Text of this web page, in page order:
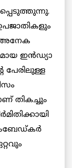
അനേക
ഇൻഡ്യാ
തികച്ചും